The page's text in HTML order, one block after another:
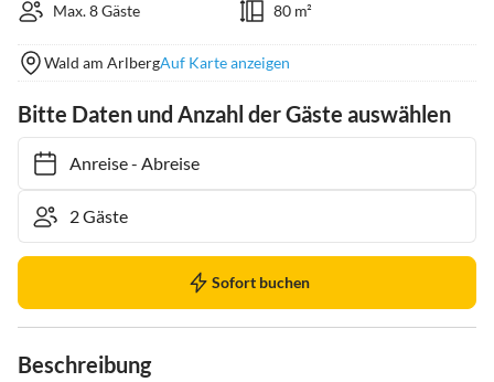
Max. 8 Gäste
80 m²
Wald am ArlbergAuf Karte anzeigen
Bitte Daten und Anzahl der Gäste auswählen
Anreise- Abreise
Sofort buchen
Beschreibung